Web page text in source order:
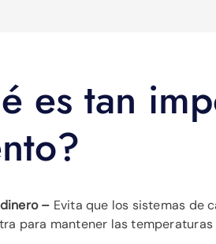
es tan
– Evita que los sistemas de
para mantener las temperaturas